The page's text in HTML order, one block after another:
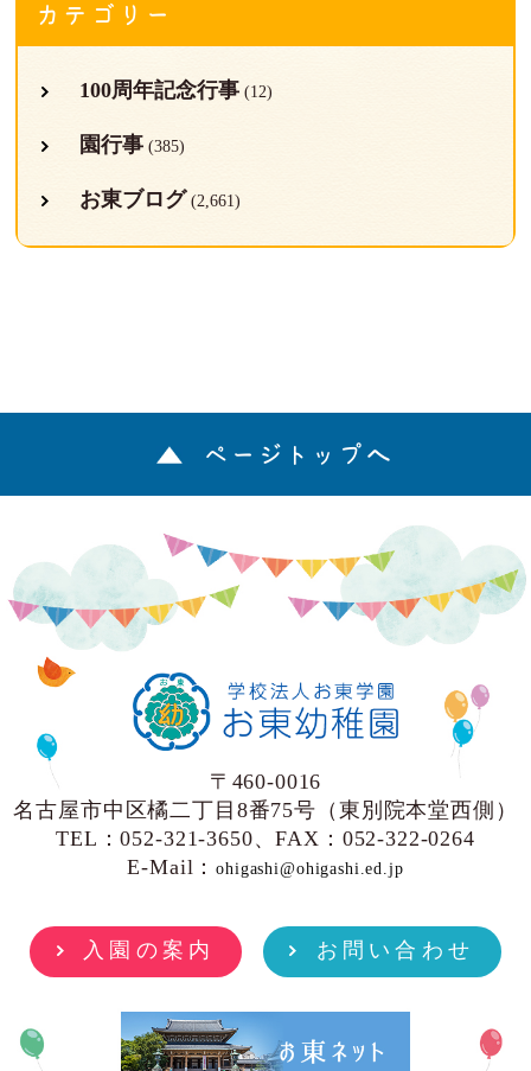
カテゴリー
100周年記念行事(12)
園行事(385)
お東ブログ (2,661)
ページトップへ
〒460-0016
名古屋市中区橘二丁目8番75号（東別院本堂西側）
TEL：052-321-3650、FAX：052-322-0264
E-Mail：ohigashi@ohigashi.ed.jp
入園の案内 お問い合わせ